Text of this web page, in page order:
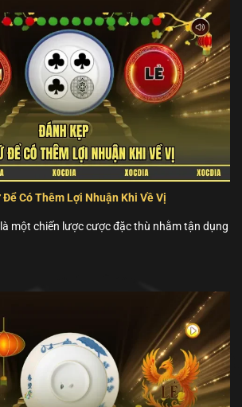
Có Thêm Lợi Nhuận Khi Về Vị
một chiến lược cược đặc thù nhằm tận dụng